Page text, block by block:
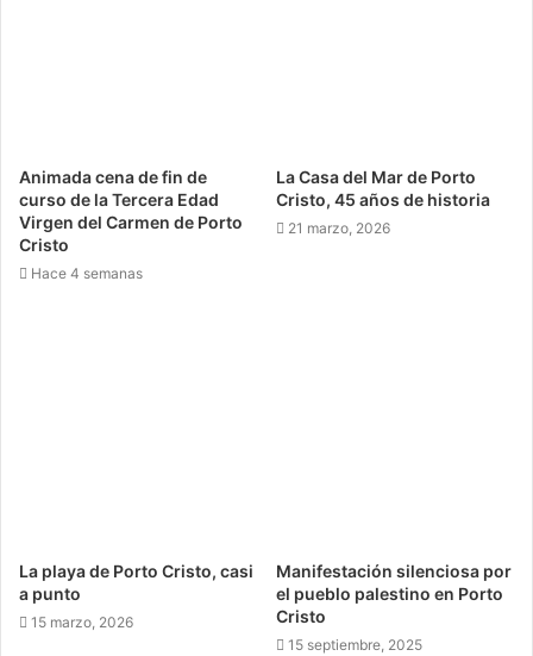
Animada cena de fin de
curso de la Tercera Edad
Virgen del Carmen de Porto
Cristo
Hace 4 semanas
La Casa del Mar de Porto
Cristo, 45 años de historia
21 marzo, 2026
La playa de Porto Cristo, casi
a punto
15 marzo, 2026
Manifestación silenciosa por
el pueblo palestino en Porto
Cristo
15 septiembre, 2025